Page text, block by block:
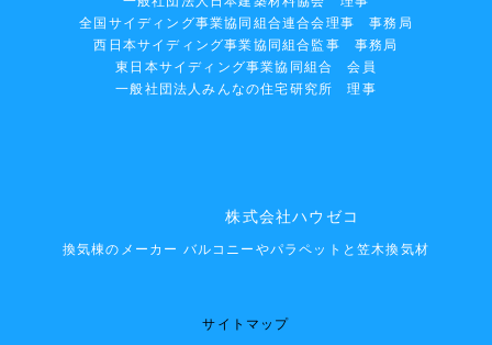
全国サイディング事業協同組合連合会理事 事務局
西日本サイディング事業協同組合監事 事務局
東日本サイディング事業協同組合 会員
一般社団法人みんなの住宅研究所 理事
株式会社ハウゼコ
換気棟のメーカー バルコニーやパラペットと笠木換気材
サイトマップ